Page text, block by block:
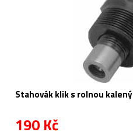
Stahovák klik s rolnou kalený
190 Kč